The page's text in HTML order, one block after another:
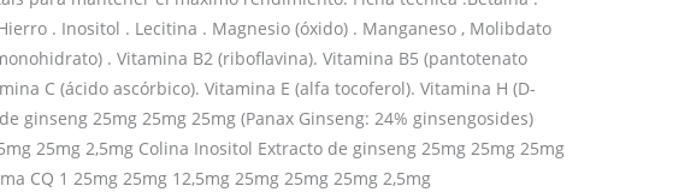
. Inositol . Lecitina . Magnesio (óxido) . Manganeso , Molibdato
. Vitamina B2 (riboflavina). Vitamina B5 (pantotenato
C (ácido ascórbico). Vitamina E (alfa tocoferol). Vitamina H (D-
ginseng 25mg 25mg 25mg (Panax Ginseng: 24% ginsengosides)
25mg 2,5mg Colina Inositol Extracto de ginseng 25mg 25mg 25mg
CQ 1 25mg 25mg 12,5mg 25mg 25mg 25mg 2,5mg